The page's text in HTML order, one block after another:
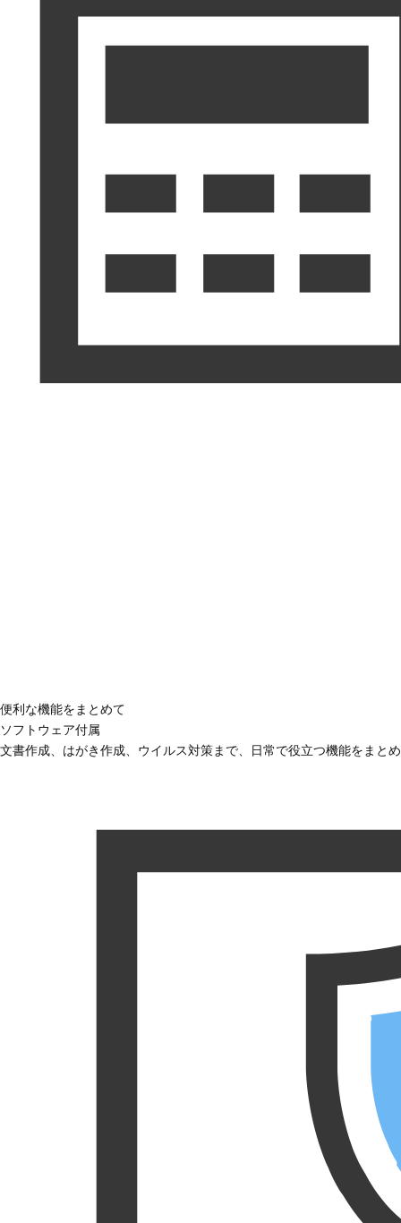
便利な機能をまとめて
ソフトウェア付属
文書作成、はがき作成、ウイルス対策まで、日常で役立つ機能をまと